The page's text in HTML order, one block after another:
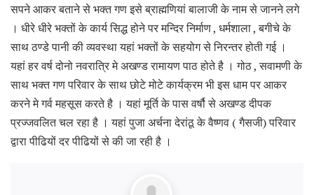
सपने आकर बताने से भक्त गण इसे ब्राह्मणियां बालाजी के नाम से जानने लगे
। धीरे धीरे भक्तों के कार्य सिद्ध होने पर मन्दिर निर्माण , धर्मशाला , बगीचे के
साथ ठण्डे पानी की व्यवस्था यहां भक्तों के सहयोग से निरन्तर होती गई ।
यहां हर वर्ष दोनो नवरात्रि मे अखण्ड रामायण पाठ होते है । गोठ , सवामणी के
साथ भक्त गण परिवार के साथ छोटे मोटे कार्यक्रम भी इस धाम पर आकर
करने मे गर्व महसूस करते है । यहां मूर्ति के पास वर्षौ से अखण्ड दीपक
प्रज्जवलित चल रहा है । यहां पुजा अर्चना देरांठू के वैष्णव ( गैसजी) परिवार
द्वारा पीढियों दर पीढियों से की जा रही है ।